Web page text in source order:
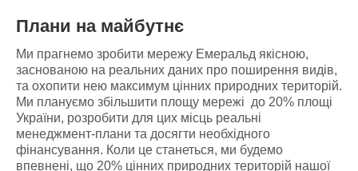
Плани на майбутнє
Ми прагнемо зробити мережу Емеральд якісною,
заснованою на реальних даних про поширення видів,
та охопити нею максимум цінних природних територій.
Ми плануємо збільшити площу мережі до 20% площі
України, розробити для цих місць реальні
менеджмент-плани та досягти необхідного
фінансування. Коли це станеться, ми будемо
впевнені, що 20% цінних природних територій нашої